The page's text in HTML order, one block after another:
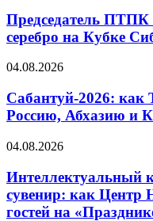
Председатель ПТПК
серебро на Кубке
04.08.2026
Сабантуй-2026: как
Россию, Абхазию и
04.08.2026
Интеллектуальный
сувенир: как Центр
гостей на